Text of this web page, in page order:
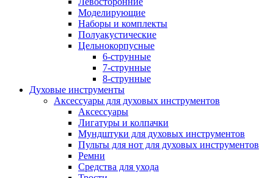
Моделирующие
Наборы и комплекты
Полуакустические
Цельнокорпусные
6-струнные
7-струнные
8-струнные
Духовые инструменты
Аксессуары для духовых инструментов
Аксессуары
Лигатуры и колпачки
Мундштуки для духовых инструментов
Пульты для нот для духовых инструментов
Ремни
Средства для ухода